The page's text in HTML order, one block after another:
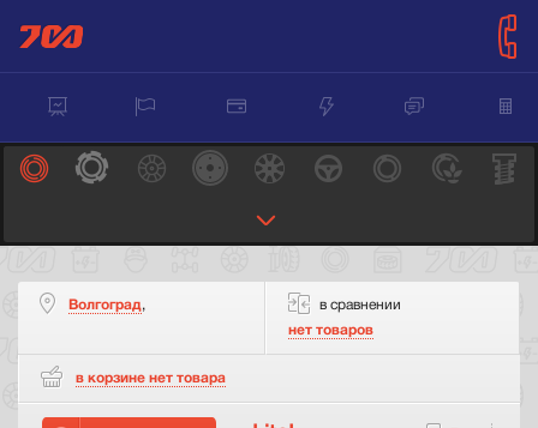
Волгоград,
в сравнении
нет товаров
в корзине нет товара